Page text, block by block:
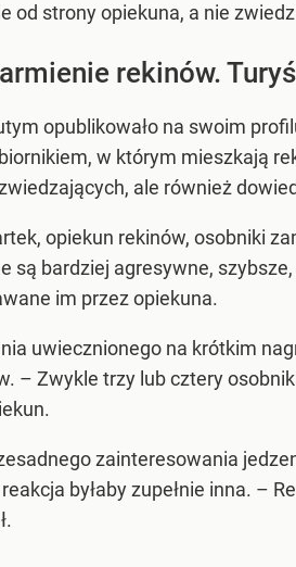
od strony opiekuna, a nie
rekinów.
opublikowało na swoim
w którym mieszkają
ale również
opiekun rekinów, osobniki
są bardziej agresywne,
im przez opiekuna.
uwiecznionego na krótkim
– Zwykle trzy lub cztery
zainteresowania
byłaby zupełnie inna. –